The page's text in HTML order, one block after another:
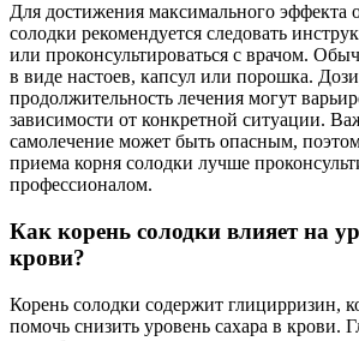
Для достижения максимального эффекта
солодки рекомендуется следовать
или проконсультироваться с врачом.
в виде настоев, капсул или порошка.
продолжительность лечения могут
зависимости от конкретной ситуации.
самолечение может быть опасным,
приема корня солодки лучше
профессионалом.
Как корень солодки влияет на
крови?
Корень солодки содержит глицирризин,
помочь снизить уровень сахара в крови.